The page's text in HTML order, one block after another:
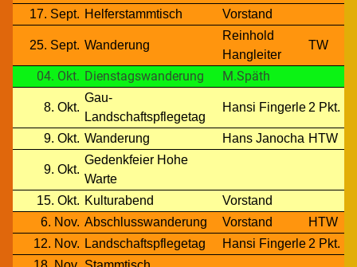
17. Sept. Helferstammtisch Vorstand
25. Sept. Wanderung
Reinhold
Hangleiter
TW
04. Okt. Dienstagswanderung M.Späth
8. Okt.
Gau-
Landschaftspflegetag
Hansi Fingerle 2 Pkt.
9. Okt. Wanderung Hans Janocha HTW
9. Okt.
Gedenkfeier Hohe
Warte
15. Okt. Kulturabend
Vorstand
6. Nov. Abschlusswanderung Vorstand
HTW
12. Nov. Landschaftspflegetag Hansi Fingerle 2 Pkt.